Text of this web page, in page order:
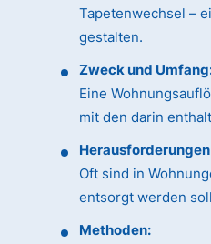
Tapetenwechsel –
gestalten.
Zweck und
Eine
mit den darin
Oft sind in
entsorgt werden
Methoden: